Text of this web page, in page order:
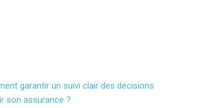
garantir un suivi clair des décisions
son assurance ?